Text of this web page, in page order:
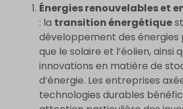
Énergies renouvelables et
: la transition énergétique
développement des énergies
que le solaire et l’éolien, ainsi
innovations en matière de
d’énergie. Les entreprises
technologies durables